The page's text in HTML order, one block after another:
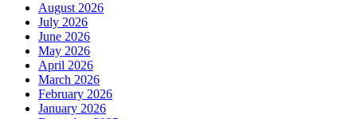
August 2026
July 2026
June 2026
May 2026
April 2026
March 2026
February 2026
January 2026